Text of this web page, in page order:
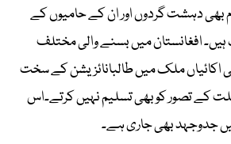
بھی دہشت گردوں اور ان کے حامیوں کے
ہیں۔ افغانستان میں بسنے والی مختلف
اکائیاں ملک میں طالبانائزیشن کے سخت
کے تصور کو بھی تسلیم نہیں کرتے۔اس
جدوجہد بھی جاری ہے۔